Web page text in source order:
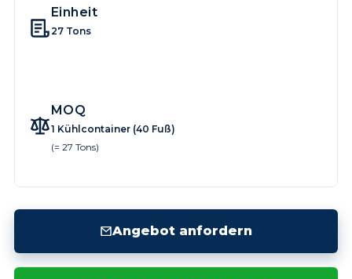
Einheit
27 Tons
MOQ
1 Kühlcontainer (40 Fuß)
(= 27 Tons)
Angebot anfordern